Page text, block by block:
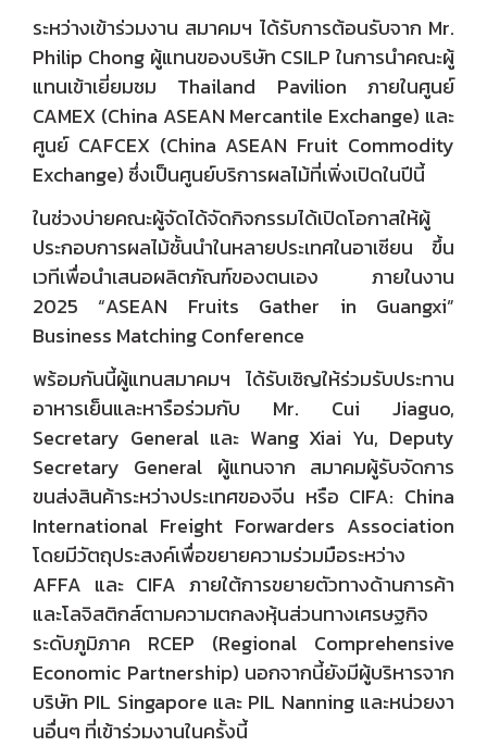
ระหว่างเข้าร่วมงาน สมาคมฯ ได้รับการต้อนรับจาก Mr.
Philip Chong ผู้แทนของบริษัท CSILP ในการนำคณะผู้
แทนเข้าเยี่ยมชม Thailand Pavilion ภายในศูนย์
CAMEX (China ASEAN Mercantile Exchange) และ
ศูนย์ CAFCEX (China ASEAN Fruit Commodity
Exchange) ซึ่งเป็นศูนย์บริการผลไม้ที่เพิ่งเปิดในปีนี้
ในช่วงบ่ายคณะผู้จัดได้จัดกิจกรรมได้เปิดโอกาสให้ผู้
ประกอบการผลไม้ชั้นนำในหลายประเทศในอาเซียน ขึ้น
เวทีเพื่อนำเสนอผลิตภัณฑ์ของตนเอง ภายในงาน
2025 “ASEAN Fruits Gather in Guangxi”
Business Matching Conference
พร้อมกันนี้ผู้แทนสมาคมฯ ได้รับเชิญให้ร่วมรับประทาน
อาหารเย็นและหารือร่วมกับ Mr. Cui Jiaguo,
Secretary General และ Wang Xiai Yu, Deputy
Secretary General ผู้แทนจาก สมาคมผู้รับจัดการ
ขนส่งสินค้าระหว่างประเทศของจีน หรือ CIFA: China
International Freight Forwarders Association
โดยมีวัตถุประสงค์เพื่อขยายความร่วมมือระหว่าง
AFFA และ CIFA ภายใต้การขยายตัวทางด้านการค้า
และโลจิสติกส์ตามความตกลงหุ้นส่วนทางเศรษฐกิจ
ระดับภูมิภาค RCEP (Regional Comprehensive
Economic Partnership) นอกจากนี้ยังมีผู้บริหารจาก
บริษัท PIL Singapore และ PIL Nanning และหน่วยงา
นอื่นๆ ที่เข้าร่วมงานในครั้งนี้